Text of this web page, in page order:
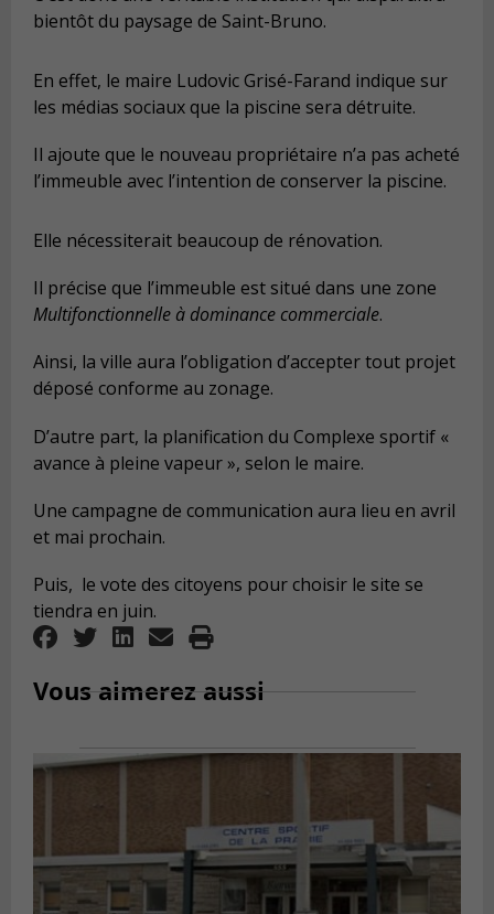
bientôt du paysage de Saint-Bruno.
En effet, le maire Ludovic Grisé-Farand indique sur
les médias sociaux que la piscine sera détruite.
Il ajoute que le nouveau propriétaire n’a pas acheté
l’immeuble avec l’intention de conserver la piscine.
Elle nécessiterait beaucoup de rénovation.
Il précise que l’immeuble est situé dans une zone
Multifonctionnelle à dominance commerciale.
Ainsi, la ville aura l’obligation d’accepter tout projet
déposé conforme au zonage.
D’autre part, la planification du Complexe sportif «
avance à pleine vapeur », selon le maire.
Une campagne de communication aura lieu en avril
et mai prochain.
Puis, le vote des citoyens pour choisir le site se
tiendra en juin.
Vous aimerez aussi